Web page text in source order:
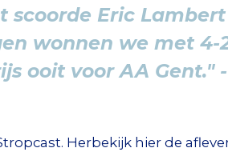
Eric
wonnen we met 4-
ooit voor AA Gent."
Herbekijk hier de